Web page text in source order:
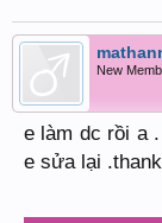
New
e làm dc rồi a
e sửa lại